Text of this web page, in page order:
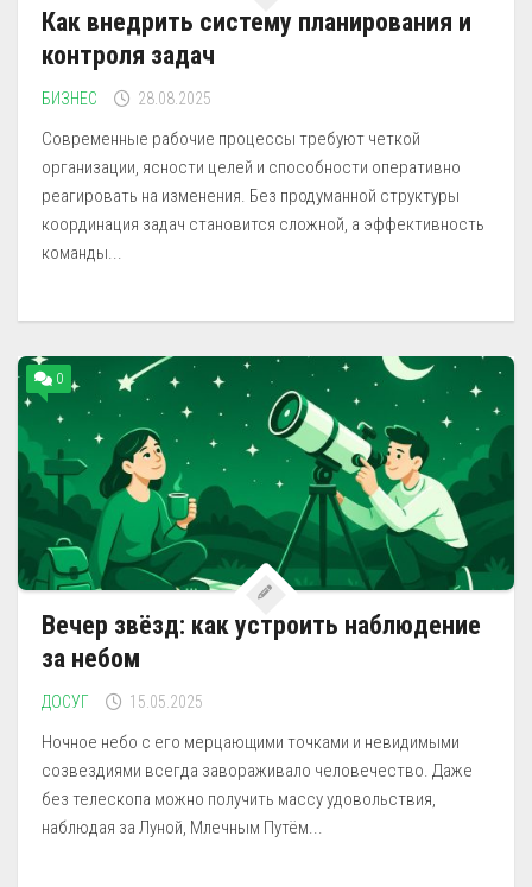
Как внедрить систему планирования и
контроля задач
БИЗНЕС 28.08.2025
Современные рабочие процессы требуют четкой
организации, ясности целей и способности оперативно
реагировать на изменения. Без продуманной структуры
координация задач становится сложной, а эффективность
команды...
0
Вечер звёзд: как устроить наблюдение
за небом
ДОСУГ 15.05.2025
Ночное небо с его мерцающими точками и невидимыми
созвездиями всегда завораживало человечество. Даже
без телескопа можно получить массу удовольствия,
наблюдая за Луной, Млечным Путём...